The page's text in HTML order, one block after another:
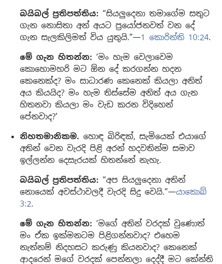
බයිබල් ප්‍රතිපත්තිය: “සියලුදෙනා තමාගේම සතුට
ගැන නොසිතා අන් අයට ප්‍රයෝජනවත් වන දේ
ගැන සැලකිලිමත් විය යුතුයි.”—1 කොරින්ති 10:24.
මේ ගැන හිතන්න: ‘මං හැම වෙලාවෙම
කොහොමහරි මට ඕන දේ කරගන්න හදන
කෙනෙක්ද? මං සාධාරණ කෙනෙක් කියලා අනිත්
අය කියයිද? මං හැම තිස්සේම අනිත් අය ගැන
හිතනවා කියලා මං වැඩ කරන විදිහෙන්
පේනවාද?’
නිහතමානිකම. හොඳ බිරිඳක්, සැමියෙක් එයාගේ
අතින් වෙන වැරදි පිළි අරන් හදවතින්ම සමාව
ඉල්ලන්න දෙසැරයක් හිතන්නේ නැහැ.
බයිබල් ප්‍රතිපත්තිය: “අප සියලුදෙනා අතින්
නොයෙක් අවස්ථාවලදී වැරදි සිදු වෙයි.”—යාකොබ්
3:2.
මේ ගැන හිතන්න: ‘මගේ අතින් වරදක් වුණොත්
මං ඒක ඉක්මනටම පිළිගන්නවාද? එහෙම
නැත්නම් නිදහසට කරුණු කියනවාද? කෙනෙක්
ආදරෙන් මගේ වරදක් පෙන්නලා දෙද්දී මට කේන්ති